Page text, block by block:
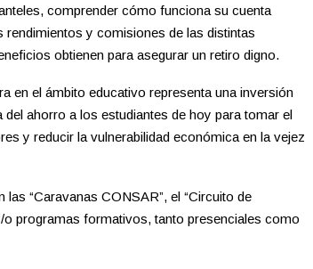
comprender cómo funciona su cuenta
y comisiones de las distintas
obtienen para asegurar un retiro digno.
en el ámbito educativo representa una inversión
ahorro a los estudiantes de hoy para tomar el
y reducir la vulnerabilidad económica en la vejez
“Caravanas CONSAR”, el “Circuito de
programas formativos, tanto presenciales como